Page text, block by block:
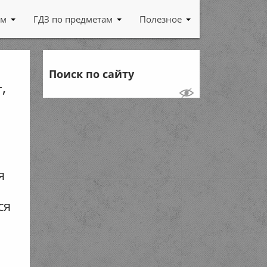
ГДЗ по предметам Полезное
Поиск по сайту